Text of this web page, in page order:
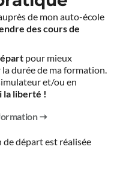
de mon auto-école
des cours de
pour mieux
durée de ma formation.
et/ou en
la liberté !
départ est réalisée